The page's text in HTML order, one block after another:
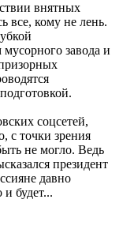
внятных
все, кому не лень.
завода и
соцсетей,
с точки зрения
не могло. Ведь
президент
давно
будет...